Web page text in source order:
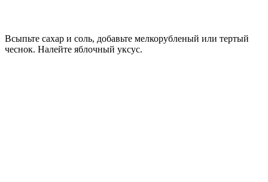
Всыпьте сахар и соль, добавьте мелкорубленый или тертый
чеснок. Налейте яблочный уксус.